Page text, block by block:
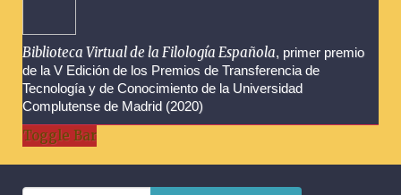
Biblioteca Virtual de la Filología Española, primer premio
de la V Edición de los Premios de Transferencia de
Tecnología y de Conocimiento de la Universidad
Complutense de Madrid (2020)
Toggle Bar